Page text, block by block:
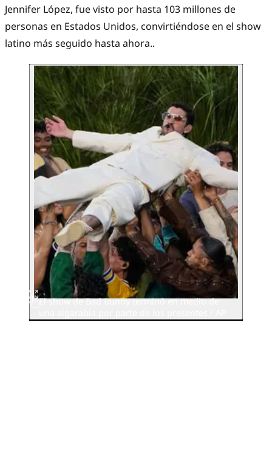
Jennifer López, fue visto por hasta 103 millones de
personas en Estados Unidos, convirtiéndose en el show
latino más seguido hasta ahora..
El show de Bad Bunny terminó en medio de